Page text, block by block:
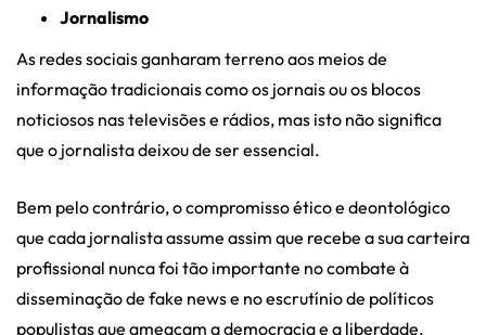
Jornalismo
As redes sociais ganharam terreno aos meios de
informação tradicionais como os jornais ou os blocos
noticiosos nas televisões e rádios, mas isto não significa
que o jornalista deixou de ser essencial.
Bem pelo contrário, o compromisso ético e deontológico
que cada jornalista assume assim que recebe a sua carteira
profissional nunca foi tão importante no combate à
disseminação de fake news e no escrutínio de políticos
populistas que ameaçam a democracia e a liberdade.